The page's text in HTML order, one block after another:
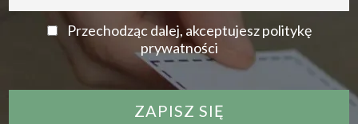
Przechodząc dalej, akceptujesz politykę
prywatności